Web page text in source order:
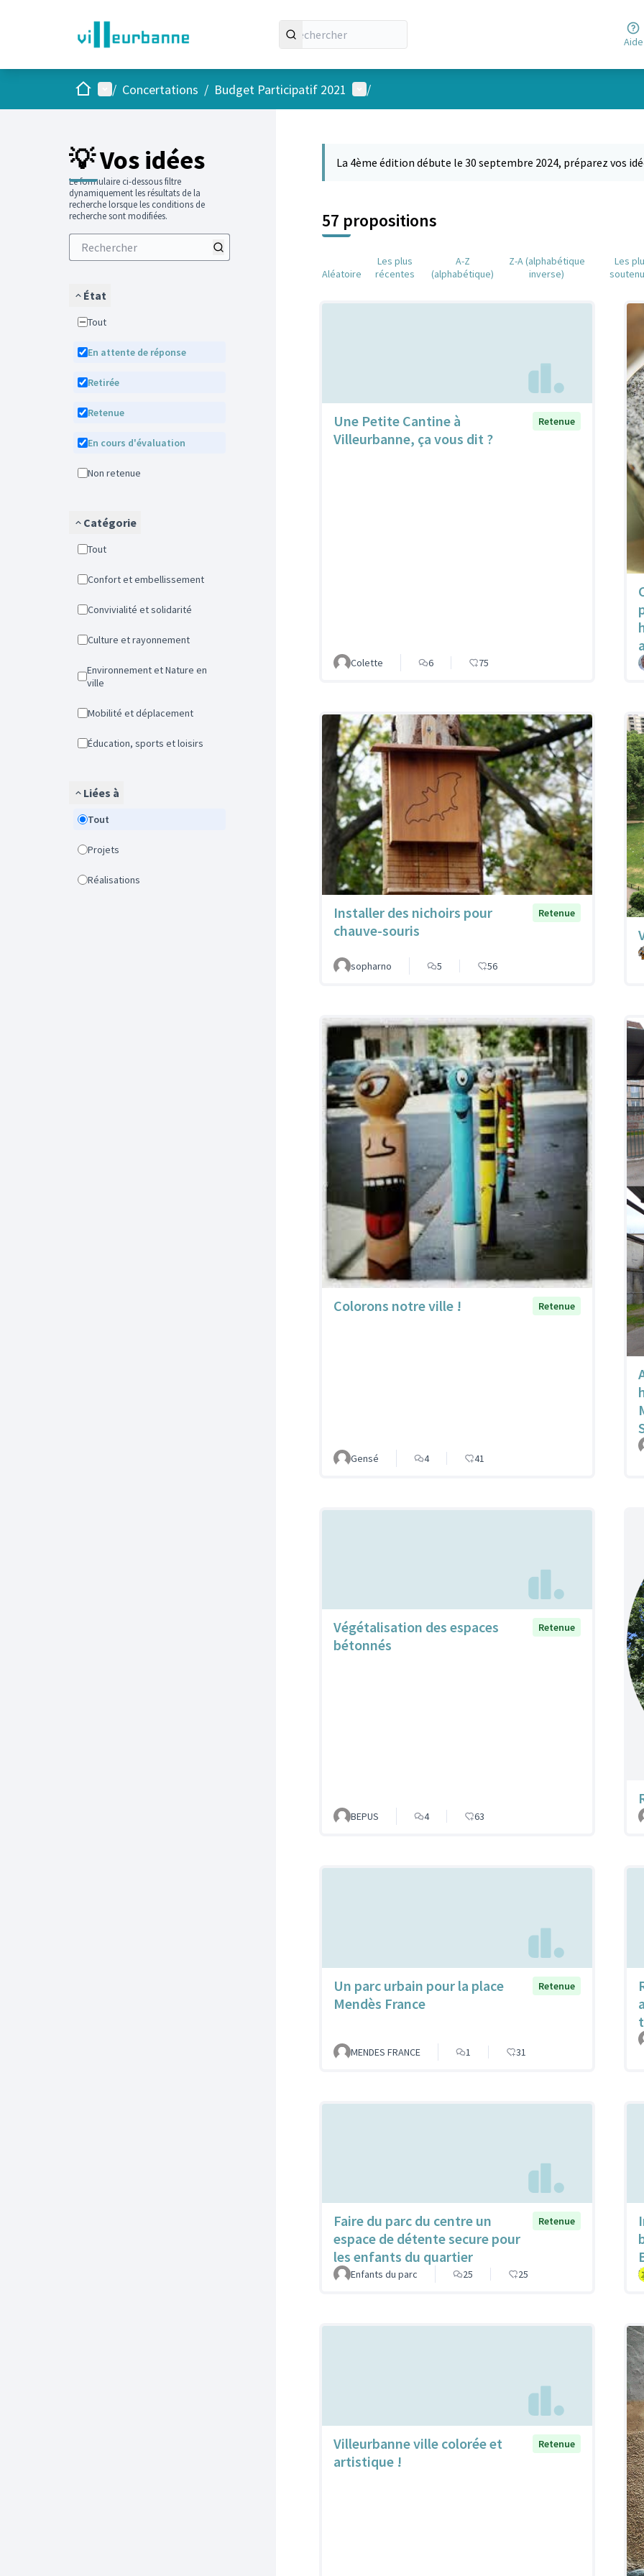
Aide
AccueilMenu principal
/ Concertations / Budget Participatif 2021 Menu utilisateur
/
💡 Vos idées
Le formulaire ci-dessous filtre
dynamiquement les résultats de la
recherche lorsque les conditions de
recherche sont modifiées.
État
Tout
En attente de réponse
Retirée
Retenue
En cours d'évaluation
Non retenue
Catégorie
Tout
Confort et embellissement
Convivialité et solidarité
Culture et rayonnement
Environnement et Nature en
ville
Mobilité et déplacement
Éducation, sports et loisirs
Liées à
Tout
Projets
Réalisations
La 4ème édition débute le 30 septembre 2024, préparez vos
57 propositions
Aléatoire
Les plus
récentes
A-Z
(alphabétique)
Z-A (alphabétique
inverse)
Les
Une Petite Cantine à
Villeurbanne, ça vous dit ?
Retenue
Colette 6 75
Installer des nichoirs pour
chauve-souris
Retenue
sopharno 5 56
Colorons notre ville ! Retenue
Gensé 4 41
Végétalisation des espaces
bétonnés
Retenue
BEPUS 4 63
Un parc urbain pour la place
Mendès France
Retenue
MENDES FRANCE 1 31
Faire du parc du centre un
espace de détente secure pour
les enfants du quartier
Retenue
Enfants du parc 25 25
Villeurbanne ville colorée et
artistique !
Retenue